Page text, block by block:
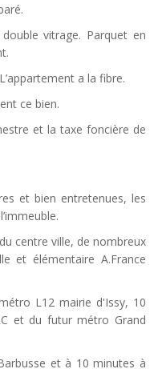
vitrage. Parquet en
a la fibre.
ce bien.
et la taxe foncière de
et bien entretenues, les
centre ville, de nombreux
et élémentaire A.France
L12 mairie d'Issy, 10
et du futur métro Grand
et à 10 minutes à